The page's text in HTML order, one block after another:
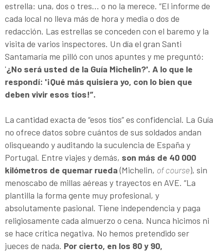
estrella: una, dos o tres... o no la merece. “El informe de
cada local no lleva más de hora y media o dos de
redacción. Las estrellas se conceden con el baremo y la
visita de varios inspectores. Un día el gran Santi
Santamaría me pilló con unos apuntes y me preguntó:
'¿No será usted de la Guía Michelin?'. A lo que le
respondí: '¡Qué más quisiera yo, con lo bien que
deben vivir esos tíos!”.
La cantidad exacta de “esos tíos” es confidencial. La Guía
no ofrece datos sobre cuántos de sus soldados andan
olisqueando y auditando la suculencia de España y
Portugal. Entre viajes y demás, son más de 40 000
kilómetros de quemar rueda(Michelin, of course), sin
menoscabo de millas aéreas y trayectos en AVE. “La
plantilla la forma gente muy profesional, y
absolutamente pasional. Tiene independencia y paga
religiosamente cada almuerzo o cena. Nunca hicimos ni
se hace crítica negativa. No hemos pretendido ser
jueces de nada. Por cierto, en los 80 y 90,